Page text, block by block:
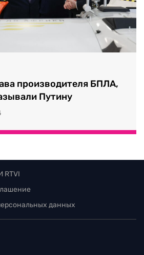
производителя БПЛА,
Путину
RTVI
данных